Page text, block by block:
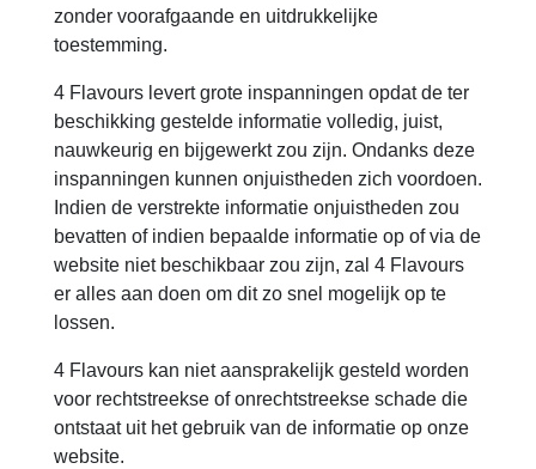
zonder voorafgaande en uitdrukkelijke
toestemming.
4 Flavours levert grote inspanningen opdat de ter
beschikking gestelde informatie volledig, juist,
nauwkeurig en bijgewerkt zou zijn. Ondanks deze
inspanningen kunnen onjuistheden zich voordoen.
Indien de verstrekte informatie onjuistheden zou
bevatten of indien bepaalde informatie op of via de
website niet beschikbaar zou zijn, zal 4 Flavours
er alles aan doen om dit zo snel mogelijk op te
lossen.
4 Flavours kan niet aansprakelijk gesteld worden
voor rechtstreekse of onrechtstreekse schade die
ontstaat uit het gebruik van de informatie op onze
website.